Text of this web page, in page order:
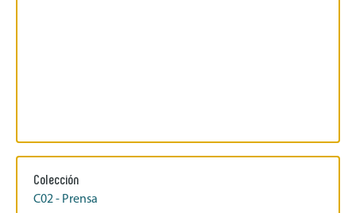
Colección
C02 - Prensa